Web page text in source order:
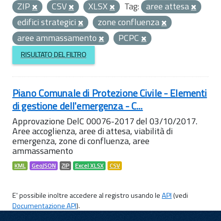
ZIP
CSV XLSX Tag: aree attesa
edifici strategici
zone confluenza
aree ammassamento
PCPC
RISULTATO DEL FILTRO
Piano Comunale di Protezione Civile - Elementi
di gestione dell'emergenza - C...
Approvazione DelC 00076-2017 del 03/10/2017.
Aree accoglienza, aree di attesa, viabilità di
emergenza, zone di confluenza, aree
ammassamento
KML GeoJSON ZIP Excel XLSX CSV
E' possibile inoltre accedere al registro usando leAPI(vedi
Documentazione API).